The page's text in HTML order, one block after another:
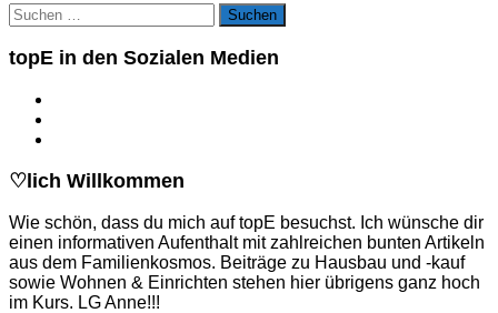
Suchen
nach:
topE in den Sozialen Medien
♡lich Willkommen
Wie schön, dass du mich auf topE besuchst. Ich wünsche dir
einen informativen Aufenthalt mit zahlreichen bunten Artikeln
aus dem Familienkosmos. Beiträge zu Hausbau und -kauf
sowie Wohnen & Einrichten stehen hier übrigens ganz hoch
im Kurs. LG Anne!!!